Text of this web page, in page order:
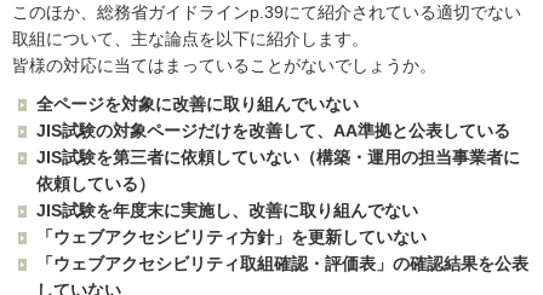
このほか、総務省ガイドラインp.39にて紹介されている適切でない
取組について、主な論点を以下に紹介します。
皆様の対応に当てはまっていることがないでしょうか。
全ページを対象に改善に取り組んでいない
JIS試験の対象ページだけを改善して、AA準拠と公表している
JIS試験を第三者に依頼していない（構築・運用の担当事業者に
依頼している）
JIS試験を年度末に実施し、改善に取り組んでない
「ウェブアクセシビリティ方針」を更新していない
「ウェブアクセシビリティ取組確認・評価表」の確認結果を公表
していない